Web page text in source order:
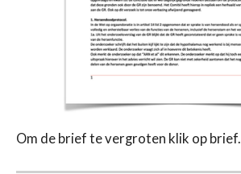
Om de brief te vergroten klik op brief.